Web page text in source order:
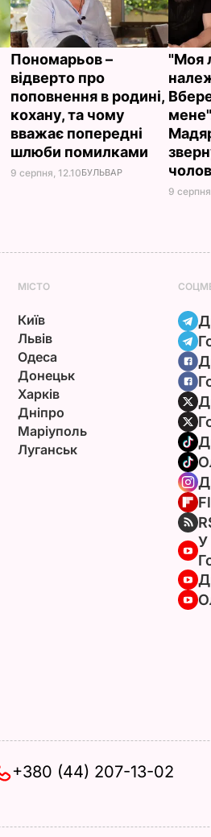
Пономарьов –
відверто про
поповнення в родині,
кохану, та чому
вважає попередні
шлюби помилками
9 серпня, 12.10БУЛЬВАР
"Моя
9
МІСТО
Київ
Львів
Одеса
Донецьк
Харків
Дніпро
Маріуполь
Луганськ
У
+380 (44) 207-13-02